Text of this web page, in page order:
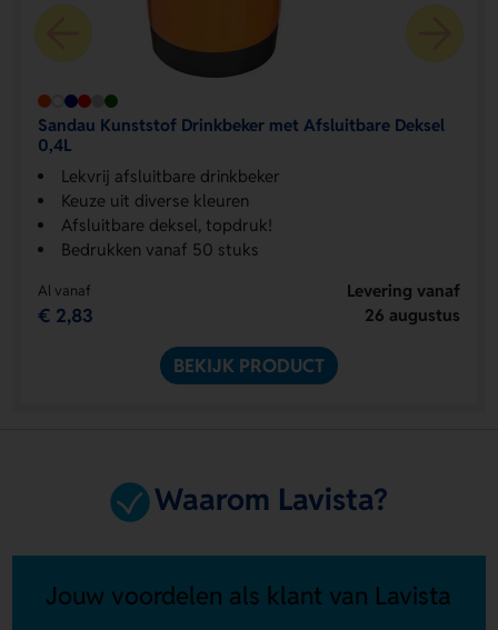
Sandau Kunststof Drinkbeker met Afsluitbare Deksel
0,4L
Lekvrij afsluitbare drinkbeker
Keuze uit diverse kleuren
Afsluitbare deksel, topdruk!
Bedrukken vanaf 50 stuks
Al vanaf
€ 2,83
Levering vanaf
26 augustus
BEKIJK PRODUCT
Waarom Lavista?
Jouw voordelen als klant van Lavista